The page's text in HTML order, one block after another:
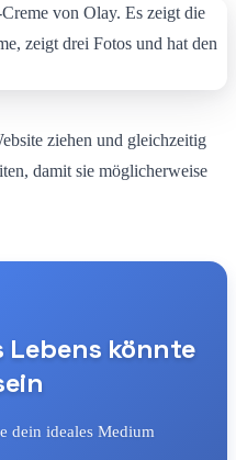
ziehen und gleichzeitig
damit sie möglicherweise
Lebens könnte
dein ideales Medium